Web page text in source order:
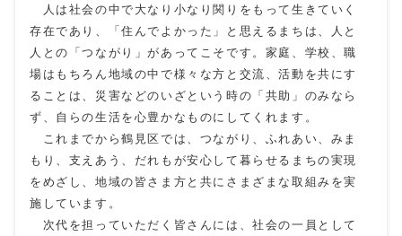
人は社会の中で大なり小なり関りをもって生きていく
存在であり、「住んでよかった」と思えるまちは、人と
人との「つながり」があってこそです。家庭、学校、職
場はもちろん地域の中で様々な方と交流、活動を共にす
ることは、災害などのいざという時の「共助」のみなら
ず、自らの生活を心豊かなものにしてくれます。
これまでから鶴見区では、つながり、ふれあい、みま
もり、支えあう、だれもが安心して暮らせるまちの実現
をめざし、地域の皆さま方と共にさまざまな取組みを実
施しています。
次代を担っていただく皆さんには、社会の一員として